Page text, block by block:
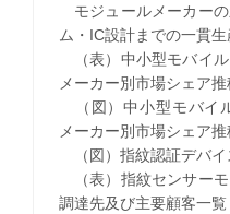
モジュールメーカー
ム・IC設計までの一貫
（表）中小型モバイ
メーカー別市場シェア
（図）中小型モバイ
メーカー別市場シェア
（図）指紋認証デバイ
（表）指紋センサー
調達先及び主要顧客一覧